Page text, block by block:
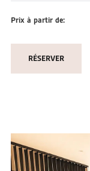
Prix à partir de:
RÉSERVER